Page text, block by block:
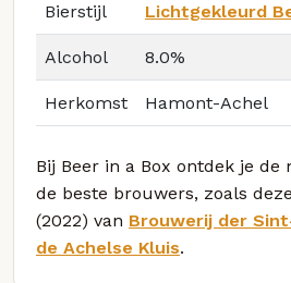
Bierstijl Lichtgekleurd
Alcohol 8.0%
Herkomst Hamont-Achel
Bij Beer in a Box ontdek je de
de beste brouwers, zoals
(2022) van Brouwerij der
de Achelse Kluis.